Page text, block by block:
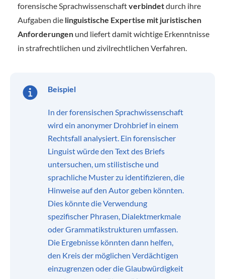
forensische Sprachwissenschaftverbindetdurch ihre
Aufgaben die linguistische Expertise mit juristischen
Anforderungen und liefert damit wichtige Erkenntnisse
in strafrechtlichen und zivilrechtlichen Verfahren.
Beispiel
In der forensischen Sprachwissenschaft
wird ein anonymer Drohbrief in einem
Rechtsfall analysiert. Ein forensischer
Linguist würde den Text des Briefs
untersuchen, um stilistische und
sprachliche Muster zu identifizieren, die
Hinweise auf den Autor geben könnten.
Dies könnte die Verwendung
spezifischer Phrasen, Dialektmerkmale
oder Grammatikstrukturen umfassen.
Die Ergebnisse könnten dann helfen,
den Kreis der möglichen Verdächtigen
einzugrenzen oder die Glaubwürdigkeit